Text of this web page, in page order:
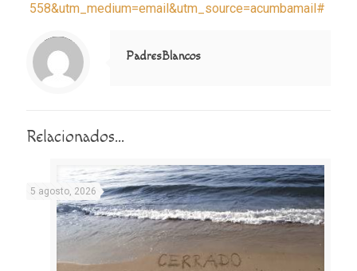
558&utm_medium=email&utm_source=acumbamail#
Notice
: Trying to access array offset on value of type null in
/home/misioner/public_html/padresblancos/themes/betheme/includes/content-single.php
on line
286
PadresBlancos
Relacionados...
5 agosto, 2026